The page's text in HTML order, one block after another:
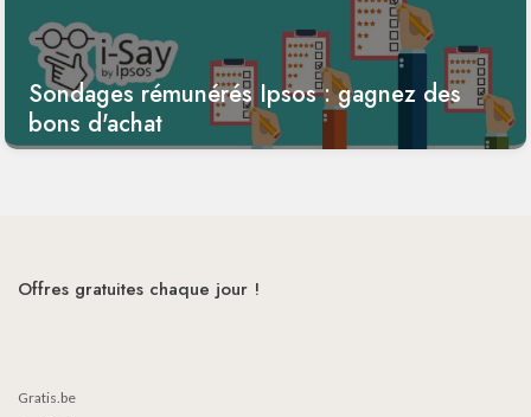
Sondages rémunérés Ipsos : gagnez des
bons d'achat
Offres gratuites chaque jour !
Gratis.be